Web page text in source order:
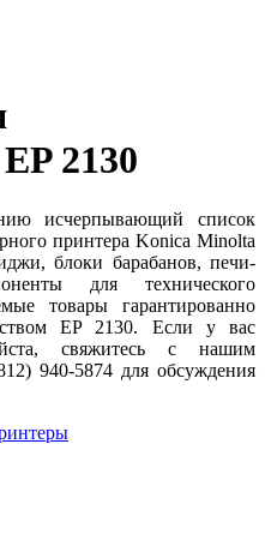
2130
исчерпывающий список
принтера Konica Minolta
блоки барабанов, печи-
для технического
товары гарантированно
EP 2130. Если у вас
свяжитесь с нашим
940-5874 для обсуждения